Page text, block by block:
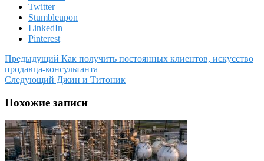
Twitter
Stumbleupon
LinkedIn
Pinterest
Предыдущий Как получить постоянных клиентов, искусство
продавца-консультанта
Следующий Джин и Титоник
Похожие записи